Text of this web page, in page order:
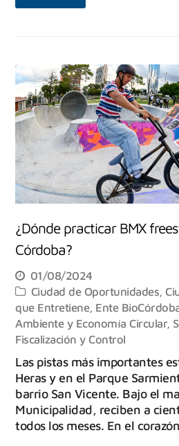
¿Dónde practicar BMX
Córdoba?
01/08/2024
Ciudad de Oportunidades,
que Entretiene, Ente
Ambiente y Economía Circular,
Fiscalización y Control
Las pistas más importantes
Heras y en el Parque
barrio San Vicente. Bajo el
Municipalidad, reciben a
todos los meses. En el